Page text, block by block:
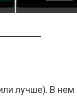
лучше). В нем